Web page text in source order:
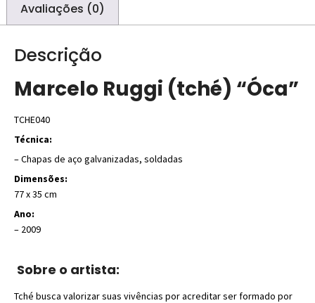
Avaliações (0)
Descrição
Marcelo Ruggi (tché) “Óca”
TCHE040
Técnica:
– Chapas de aço galvanizadas, soldadas
Dimensões:
77 x 35 cm
Ano:
– 2009
Sobre o artista:
Tché busca valorizar suas vivências por acreditar ser formado por